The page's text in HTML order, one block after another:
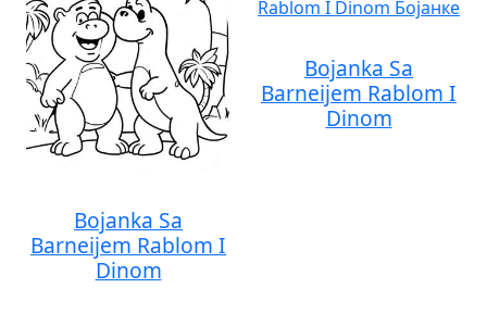
Bojanka Sa
Barneijem Rablom I
Dinom
Bojanka Sa
Barneijem Rablom I
Dinom